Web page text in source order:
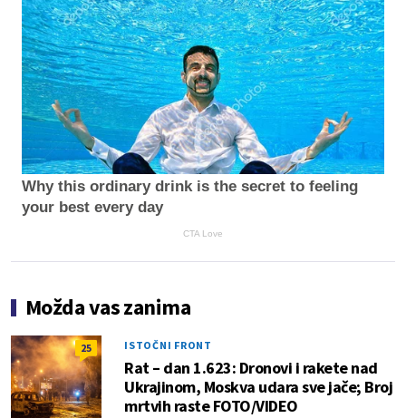
Why this ordinary drink is the secret to feeling
your best every day
CTA Love
Možda vas zanima
25 ISTOČNI FRONT
Rat – dan 1.623: Dronovi i rakete nad
Ukrajinom, Moskva udara sve jače; Broj
mrtvih raste FOTO/VIDEO